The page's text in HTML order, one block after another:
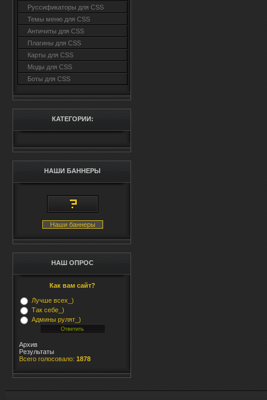
Руссификаторы для CSS
Темы меню для CSS
Античиты для CSS
Плагины для CSS
Карты для CSS
Моды для CSS
Боты для CSS
КАТЕГОРИИ:
НАШИ БАННЕРЫ
Наши баннеры
НАШ ОПРОС
Как вам сайт?
Лучше всех_)
Так себе_)
Админы рулят_)
Архив
Результаты
Всего голосовало: 1878